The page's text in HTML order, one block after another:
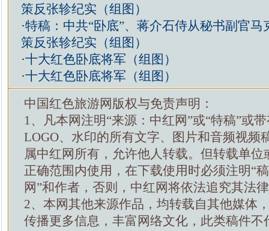
策反张轸纪实（组图）
·特稿：中共“卧底”、蒋介石侍从秘书副官马
策反张轸纪实（组图）
·十大红色卧底将军（组图）
·十大红色卧底将军（组图）
中国红色旅游网版权与免责声明：
1、凡本网注明“来源：中红网”或“特稿”或
LOGO、水印的所有文字、图片和音频视频
属中红网所有，允许他人转载。但转载单位
正确范围内使用，在下载使用时必须注明“
网”和作者，否则，中红网将依法追究其法
2、本网其他来源作品，均转载自其他媒体
传播更多信息，丰富网络文化，此类稿件不